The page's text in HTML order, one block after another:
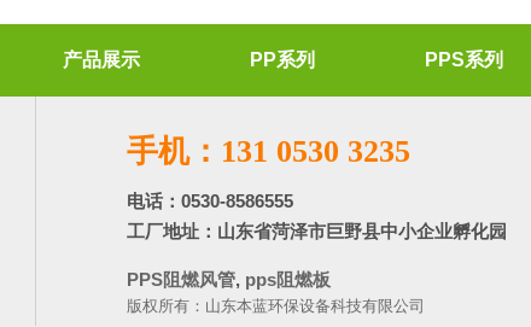
产品展示 PP系列 PPS系列
手机：131 0530 3235
电话：0530-8586555
工厂地址：山东省菏泽市巨野县中小企业孵化园
PPS阻燃风管, pps阻燃板
版权所有：山东本蓝环保设备科技有限公司